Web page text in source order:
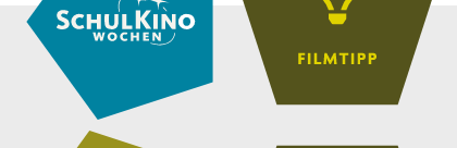
8.–13. Jahrgangsstufe